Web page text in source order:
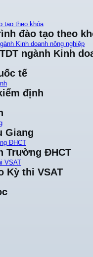
tạo theo khóa
đào tạo theo
Kinh doanh nông nghiệp
ngành Kinh
tế
định
Giang
ĐHCT
Trường ĐHCT
VSAT
Kỳ thi VSAT